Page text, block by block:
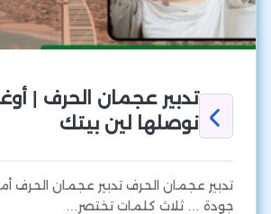
تدبير عجمان الحرف |
نوصلها لين بيتك
تدبير عجمان الحرف تدبير عجمان الحرف
جودة … ثلاث كلمات تختصر…